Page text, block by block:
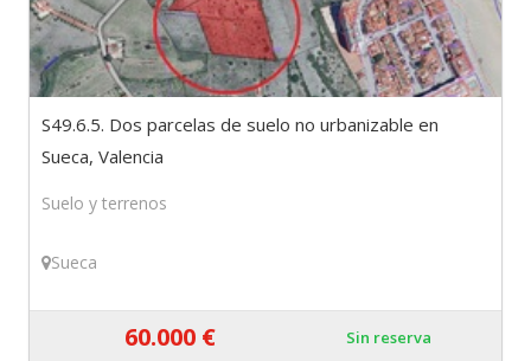
S49.6.5. Dos parcelas de suelo no urbanizable en
Sueca, Valencia
Suelo y terrenos
Sueca
60.000 € Sin reserva